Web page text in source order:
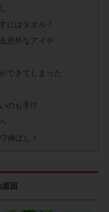
にはタオル！
意外なアイテ
できてしまった
のも手!?
伸ばし！
因